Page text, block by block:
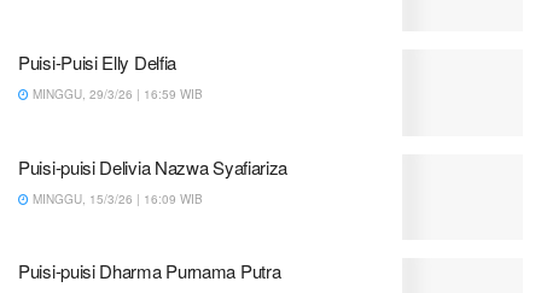
Puisi-Puisi Elly Delfia
MINGGU, 29/3/26 | 16:59 WIB
Puisi-puisi Delivia Nazwa Syafiariza
MINGGU, 15/3/26 | 16:09 WIB
Puisi-puisi Dharma Purnama Putra